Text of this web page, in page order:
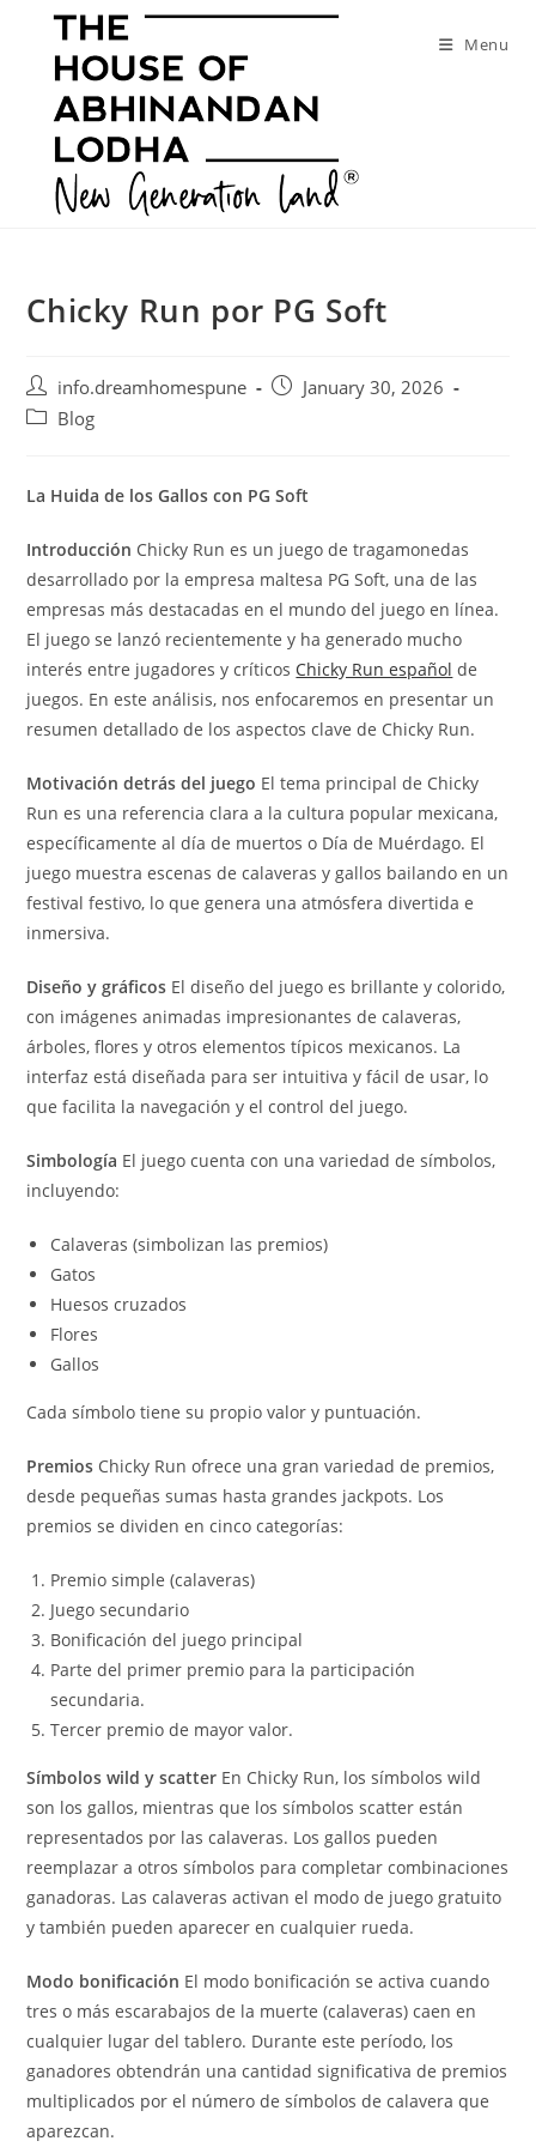
Menu
Chicky Run por PG Soft
Post
author:
info.dreamhomespune
PostJanuary 30, 2026
PostBlog
La Huida de los Gallos con PG Soft
Introducción Chicky Run es un juego de tragamonedas
desarrollado por la empresa maltesa PG Soft, una de las
empresas más destacadas en el mundo del juego en línea.
El juego se lanzó recientemente y ha generado mucho
interés entre jugadores y críticos Chicky Run español de
juegos. En este análisis, nos enfocaremos en presentar un
resumen detallado de los aspectos clave de Chicky Run.
Motivación detrás del juego El tema principal de Chicky
Run es una referencia clara a la cultura popular mexicana,
específicamente al día de muertos o Día de Muérdago. El
juego muestra escenas de calaveras y gallos bailando en un
festival festivo, lo que genera una atmósfera divertida e
inmersiva.
Diseño y gráficos El diseño del juego es brillante y colorido,
con imágenes animadas impresionantes de calaveras,
árboles, flores y otros elementos típicos mexicanos. La
interfaz está diseñada para ser intuitiva y fácil de usar, lo
que facilita la navegación y el control del juego.
Simbología El juego cuenta con una variedad de símbolos,
incluyendo:
Calaveras (simbolizan las premios)
Gatos
Huesos cruzados
Flores
Gallos
Cada símbolo tiene su propio valor y puntuación.
Premios Chicky Run ofrece una gran variedad de premios,
desde pequeñas sumas hasta grandes jackpots. Los
premios se dividen en cinco categorías:
Premio simple (calaveras)
Juego secundario
Bonificación del juego principal
Parte del primer premio para la participación
secundaria.
Tercer premio de mayor valor.
Símbolos wild y scatter En Chicky Run, los símbolos wild
son los gallos, mientras que los símbolos scatter están
representados por las calaveras. Los gallos pueden
reemplazar a otros símbolos para completar combinaciones
ganadoras. Las calaveras activan el modo de juego gratuito
y también pueden aparecer en cualquier rueda.
Modo bonificación El modo bonificación se activa cuando
tres o más escarabajos de la muerte (calaveras) caen en
cualquier lugar del tablero. Durante este período, los
ganadores obtendrán una cantidad significativa de premios
multiplicados por el número de símbolos de calavera que
aparezcan.